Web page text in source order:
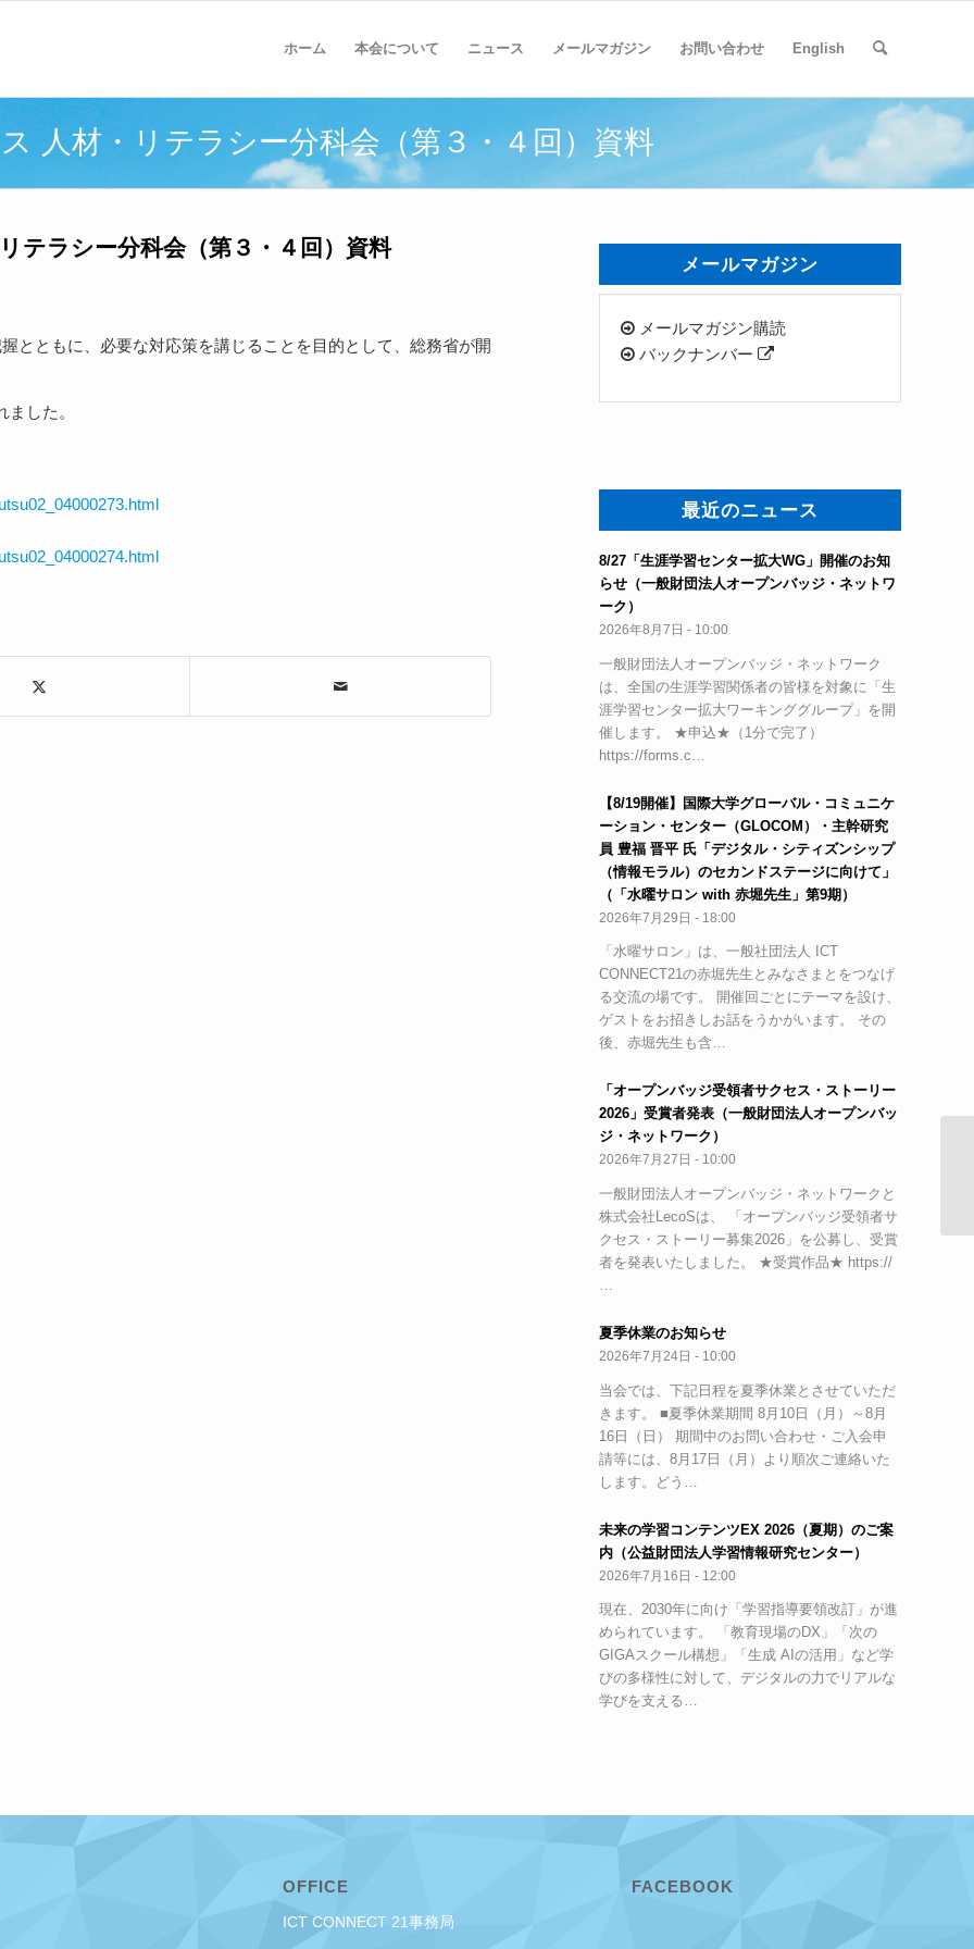
ホーム 本会について ニュース メールマガジン お問い合わせ English
人材・リテラシー分科会（第３・４回）資料
テラシー分科会（第３・４回）資料
とともに、必要な対応策を講じることを目的として、総務省が開
した。
メールマガジン
メールマガジン購読
バックナンバー
最近のニュース
8/27「生涯学習センター拡大WG」開催のお知
らせ（一般財団法人オープンバッジ・ネットワ
ーク）
2026年8月7日 - 10:00
一般財団法人オープンバッジ・ネットワーク
は、全国の生涯学習関係者の皆様を対象に「生
涯学習センター拡大ワーキンググループ」を開
催します。 ★申込★（1分で完了）
https://forms.c…
【8/19開催】国際大学グローバル・コミュニケ
ーション・センター（GLOCOM）・主幹研究
員 豊福 晋平 氏「デジタル・シティズンシップ
（情報モラル）のセカンドステージに向けて」
（「水曜サロン with 赤堀先生」第9期）
2026年7月29日 - 18:00
「水曜サロン」は、一般社団法人 ICT
CONNECT21の赤堀先生とみなさまとをつなげ
る交流の場です。 開催回ごとにテーマを設け、
ゲストをお招きしお話をうかがいます。 その
後、赤堀先生も含…
「オープンバッジ受領者サクセス・ストーリー
2026」受賞者発表（一般財団法人オープンバッ
ジ・ネットワーク）
2026年7月27日 - 10:00
一般財団法人オープンバッジ・ネットワークと
株式会社LecoSは、 「オープンバッジ受領者サ
クセス・ストーリー募集2026」を公募し、受賞
者を発表いたしました。 ★受賞作品★ https://
…
夏季休業のお知らせ
2026年7月24日 - 10:00
当会では、下記日程を夏季休業とさせていただ
きます。 ■夏季休業期間 8月10日（月）～8月
16日（日） 期間中のお問い合わせ・ご入会申
請等には、8月17日（月）より順次ご連絡いた
します。どう…
未来の学習コンテンツEX 2026（夏期）のご案
内（公益財団法人学習情報研究センター）
2026年7月16日 - 12:00
現在、2030年に向け「学習指導要領改訂」が進
められています。 「教育現場のDX」「次の
GIGAスクール構想」「生成 AIの活用」など学
びの多様性に対して、デジタルの力でリアルな
学びを支える…
OFFICE
ICT CONNECT 21事務局
FACEBOOK